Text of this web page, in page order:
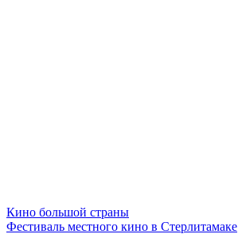
Кино большой страны
Фестиваль местного кино в Стерлитамаке